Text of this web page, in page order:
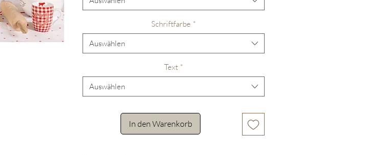
Schriftfarbe *
Auswählen
Text *
Auswählen
In den Warenkorb